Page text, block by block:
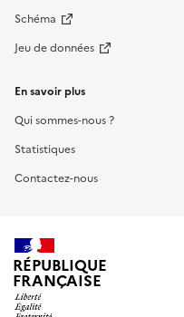
Schéma
Jeu de données
En savoir plus
Qui sommes-nous ?
Statistiques
Contactez-nous
RÉPUBLIQUE
FRANÇAISE